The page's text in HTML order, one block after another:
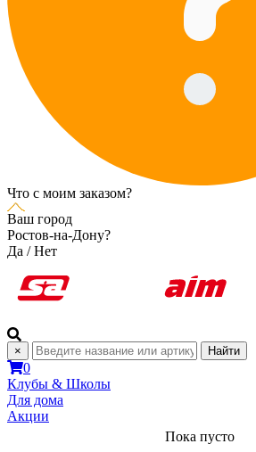
Что с моим заказом?
Ваш город
Ростов-на-Дону?
Да /Нет
× Найти
0
Клубы & Школы
Для дома
Акции
Пока пусто